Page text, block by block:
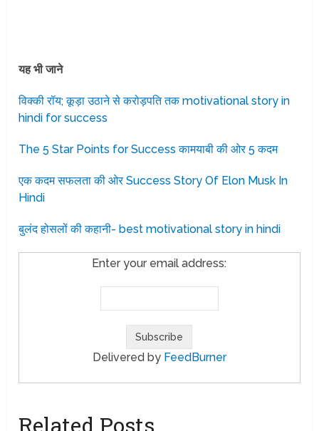
यह भी जाने
विक्की रॉय; कूड़ा उठाने से करोड़पति तक motivational story in
hindi for success
The 5 Star Points for Success कामयाबी की ओर 5 कदम
एक कदम सफलता की ओर Success Story Of Elon Musk In
Hindi
बुलंद होसलों की कहानी- best motivational story in hindi
Enter your email address:
Delivered by FeedBurner
Related Posts